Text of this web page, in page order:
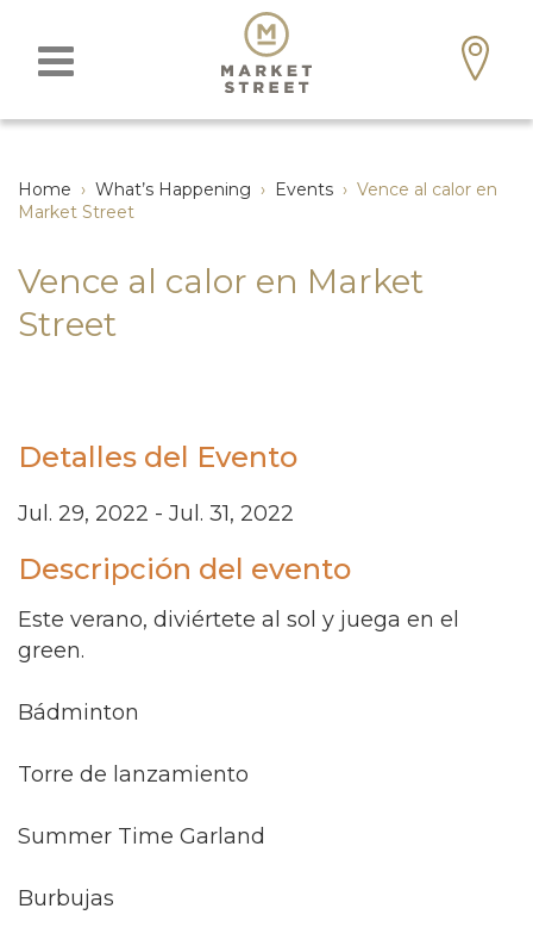
Home › What’s Happening › Events › Vence al calor en
Market Street
Vence al calor en Market
Street
Detalles del Evento
Jul. 29, 2022 - Jul. 31, 2022
Descripción del evento
Este verano, diviértete al sol y juega en el
green.
Bádminton
Torre de lanzamiento
Summer Time Garland
Burbujas